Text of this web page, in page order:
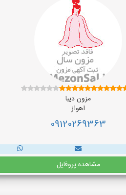
مزون دیبا
اهواز
09120269363
مشاهده پروفایل